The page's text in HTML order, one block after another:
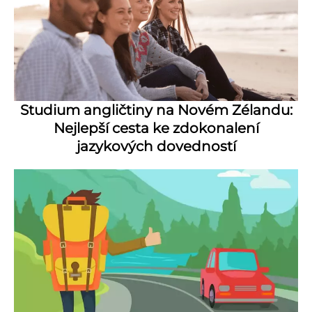
Studium angličtiny na Novém Zélandu:
Nejlepší cesta ke zdokonalení
jazykových dovedností